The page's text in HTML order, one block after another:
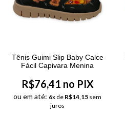
Tênis Guimi Slip Baby Calce
Fácil Capivara Menina
R$76,41 no PIX
ou em até: 6x de R$14,15 sem
juros